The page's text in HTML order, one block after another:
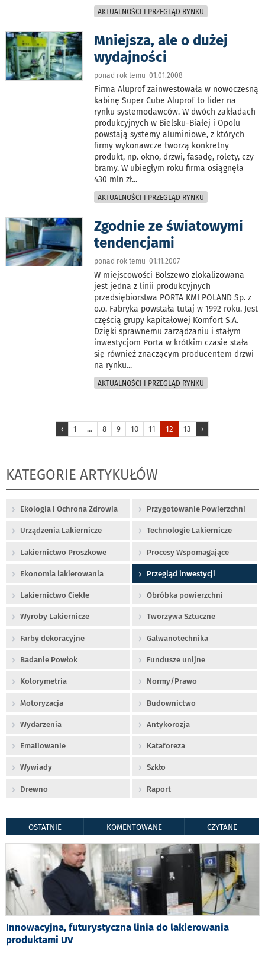
AKTUALNOŚCI I PRZEGLĄD RYNKU
Mniejsza, ale o dużej
wydajności
ponad rok temu 01.01.2008
Firma Aluprof zainwestowała w nowoczesną
kabinę Super Cube Aluprof to lider na
rynku systemodawców. W dwóch zakładach
produkcyjnych w Bielsku-Białej i Opolu
powstają systemy aluminiowe, z których
firmy wykonawcze tworzą konkretny
produkt, np. okno, drzwi, fasadę, rolety, czy
bramy. W ubiegłym roku firma osiągnęła
430 mln zł...
AKTUALNOŚCI I PRZEGLĄD RYNKU
Zgodnie ze światowymi
tendencjami
ponad rok temu 01.11.2007
W miejscowości Bolszewo zlokalizowana
jest jedna z linii produkcyjnych
przedsiębiorstwa PORTA KMI POLAND Sp. z
o.o. Fabryka powstała tutaj w 1992 roku. Jest
częścią grupy kapitałowej Komfort S.A.
Dzięki sprawnemu zarządzaniu i stałym
inwestycjom Porta w krótkim czasie stała
się również znaczącym producentem drzwi
na rynku...
AKTUALNOŚCI I PRZEGLĄD RYNKU
‹ 1 ... 8 9 10 11 12 13 ›
KATEGORIE ARTYKUŁÓW
Ekologia i Ochrona Zdrowia Przygotowanie Powierzchni
Urządzenia Lakiernicze Technologie Lakiernicze
Lakiernictwo Proszkowe Procesy Wspomagające
Ekonomia lakierowania Przegląd inwestycji
Lakiernictwo Ciekłe Obróbka powierzchni
Wyroby Lakiernicze Tworzywa Sztuczne
Farby dekoracyjne Galwanotechnika
Badanie Powłok Fundusze unijne
Kolorymetria Normy/Prawo
Motoryzacja Budownictwo
Wydarzenia Antykorozja
Emaliowanie Kataforeza
Wywiady Szkło
Drewno Raport
OSTATNIE KOMENTOWANE CZYTANE
Innowacyjna, futurystyczna linia do lakierowania
produktami UV